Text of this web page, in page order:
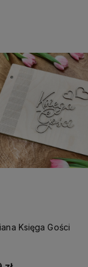
Księga Gości